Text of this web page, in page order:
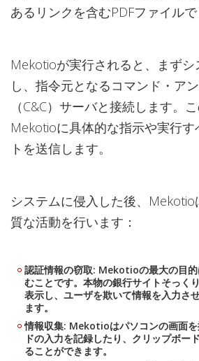
あるリンクを含むPDFファイルで
Mekotioが実行されると、まず
し、指令元となるコマンド・ア
（C&C）サーバと接続します。こ
Mekotioに具体的な指示や実行す
トを送信します。
システムに侵入した後、
質な活動を行います：
認証情報の窃取: Mekotioの最大の目
むことです。本物の銀行サイトそっく
表示し、ユーザを欺いて情報を入力さ
ます。
情報収集: Mekotioはパソコンの画面
ドの入力を記録したり、クリップボー
ることができます。